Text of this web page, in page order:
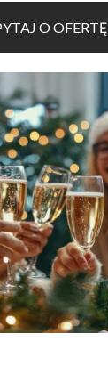
O OFERTĘ